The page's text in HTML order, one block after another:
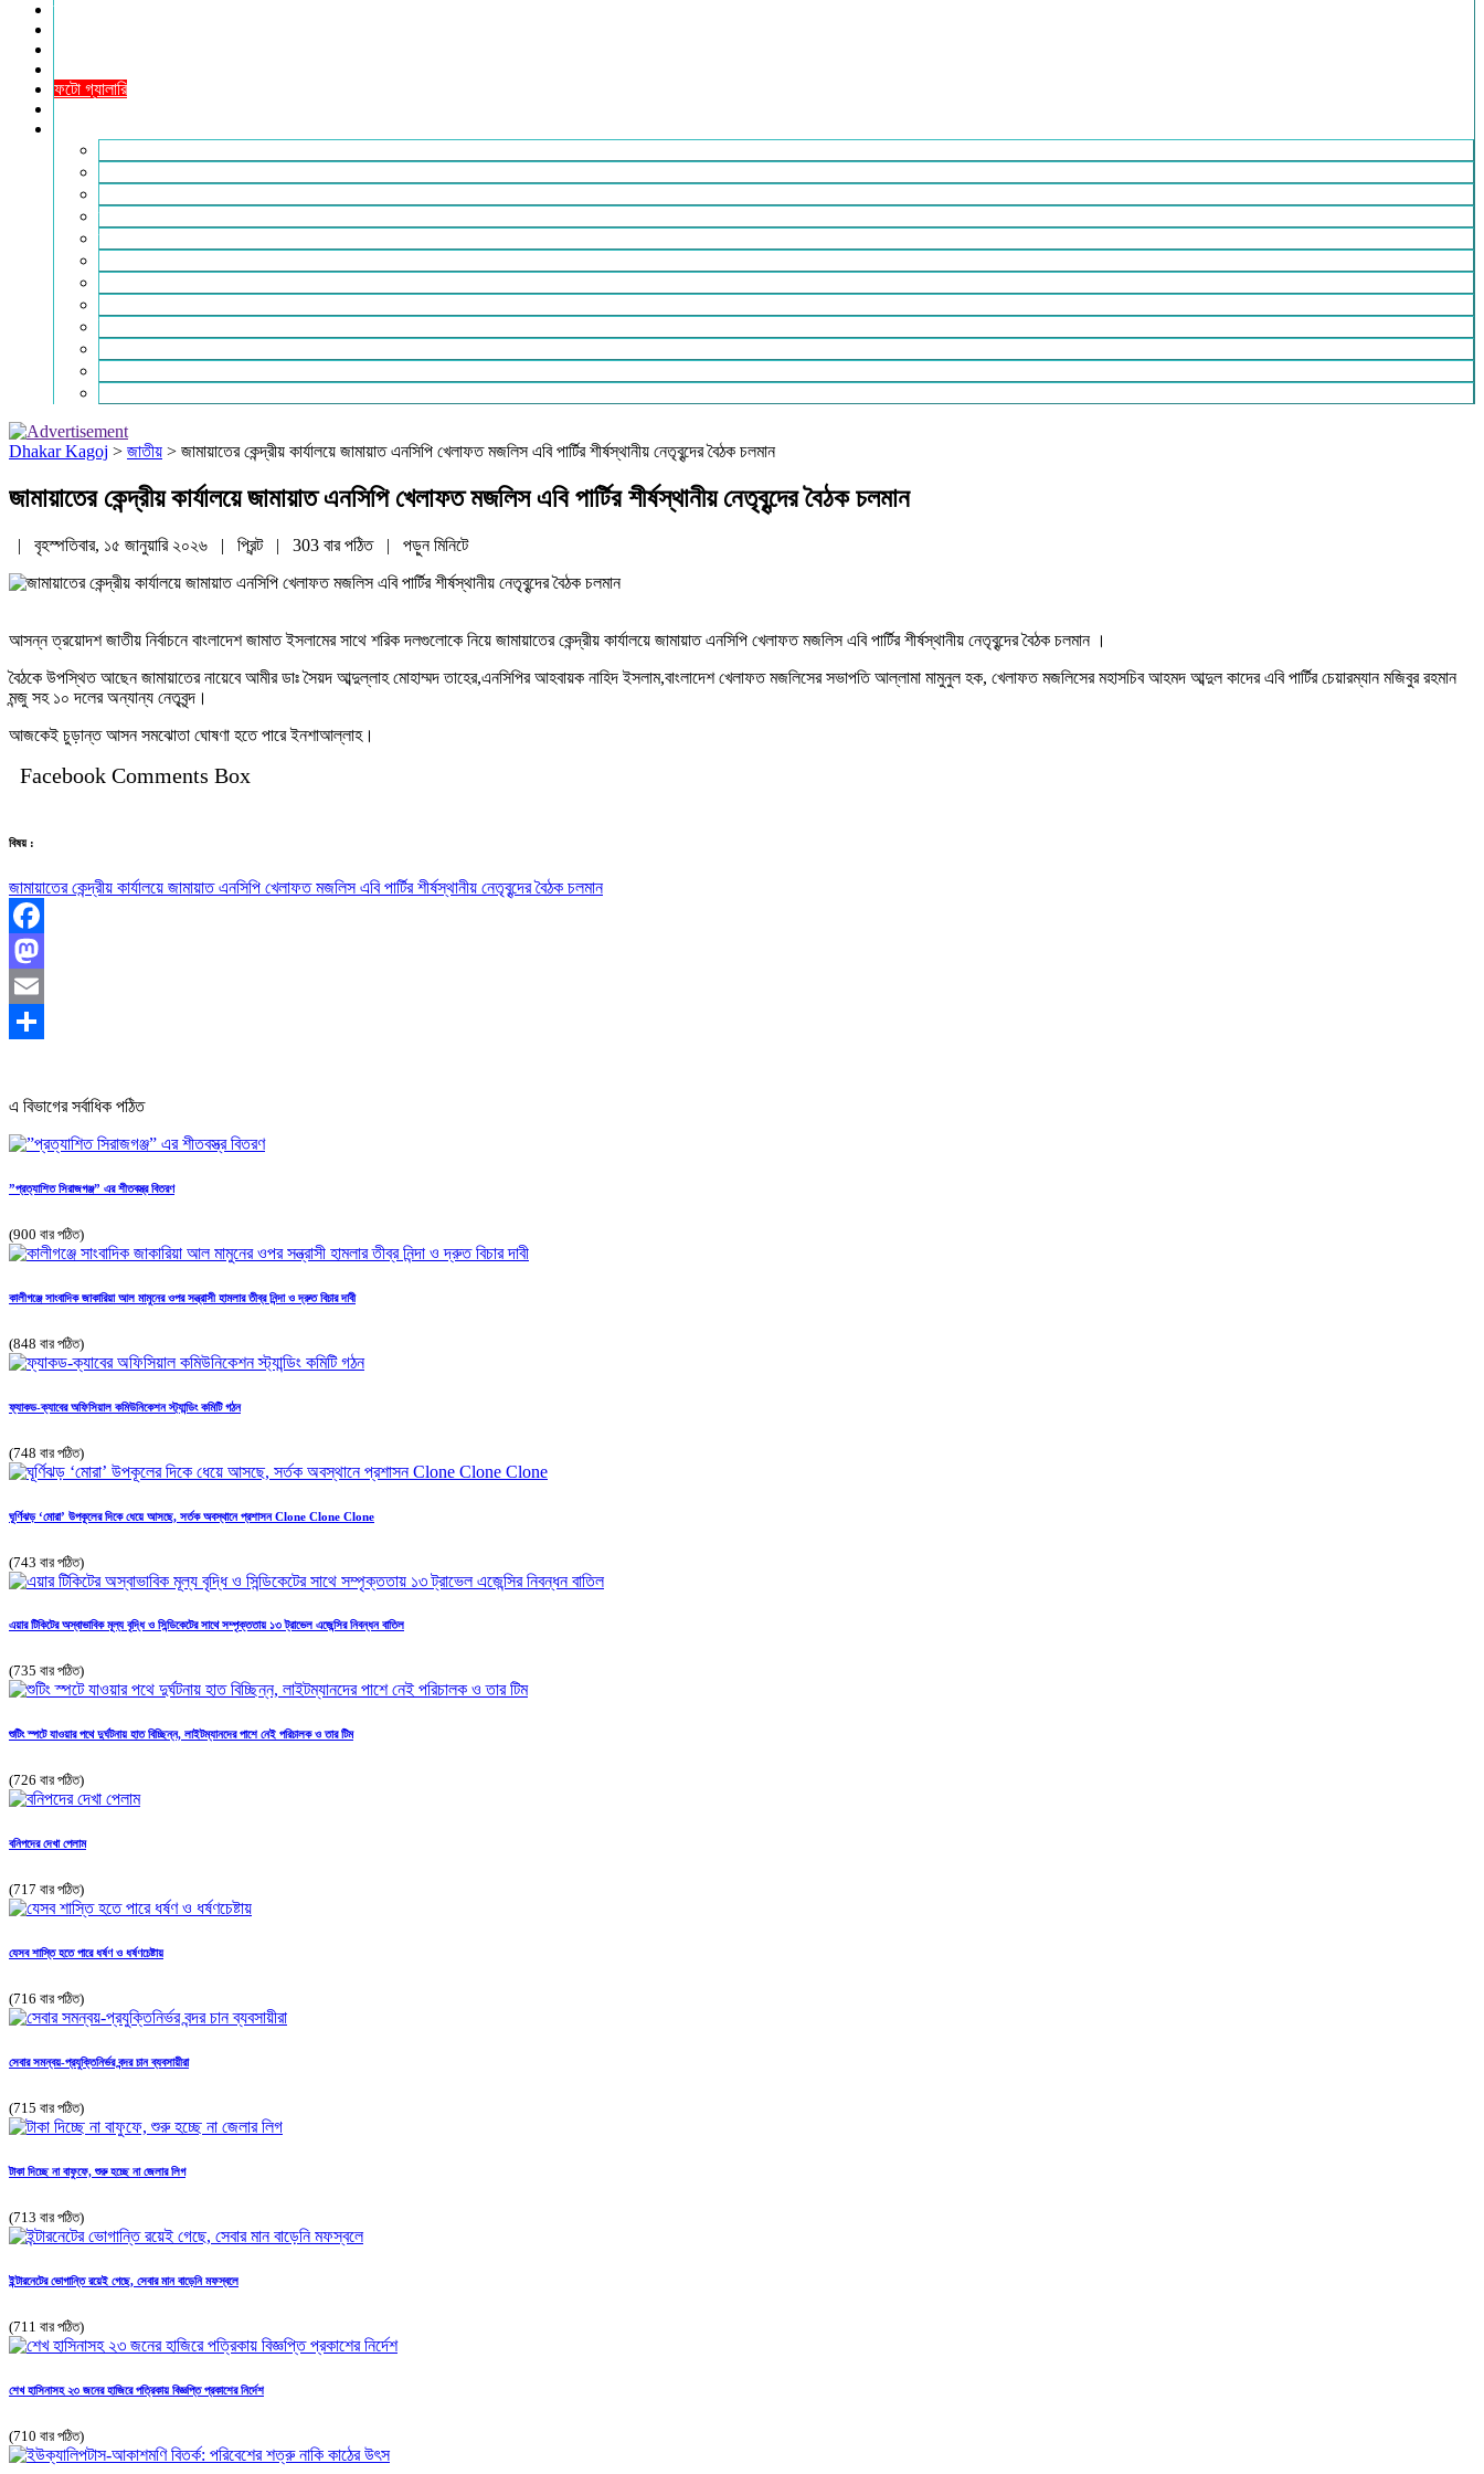
ফটো গ্যালারি
Dhakar Kagoj > জাতীয় > জামায়াতের কেন্দ্রীয় কার্যালয়ে জামায়াত এনসিপি খেলাফত মজলিস এবি পার্টির শীর্ষস্থানীয় নেতৃবৃন্দের বৈঠক চলমান
জামায়াতের কেন্দ্রীয় কার্যালয়ে জামায়াত এনসিপি খেলাফত মজলিস এবি পার্টির শীর্ষস্থানীয় নেতৃবৃন্দের বৈঠক চলমান
| বৃহস্পতিবার, ১৫ জানুয়ারি ২০২৬ | প্রিন্ট | 303 বার পঠিত | পড়ুনমিনিটে
আসন্ন ত্রয়োদশ জাতীয় নির্বাচনে বাংলাদেশ জামাত ইসলামের সাথে শরিক দলগুলোকে নিয়ে জামায়াতের কেন্দ্রীয় কার্যালয়ে জামায়াত এনসিপি খেলাফত মজলিস এবি পার্টির শীর্ষস্থানীয় নেতৃবৃন্দের বৈঠক চলমান ।
বৈঠকে উপস্থিত আছেন জামায়াতের নায়েবে আমীর ডাঃ সৈয়দ আব্দুল্লাহ মোহাম্মদ তাহের,এনসিপির আহবায়ক নাহিদ ইসলাম,বাংলাদেশ খেলাফত মজলিসের সভাপতি আল্লামা মামুনুল হক, খেলাফত মজলিসের মহাসচিব আহমদ আব্দুল কাদের এবি পার্টির চেয়ারম্যান মজিবুর রহমান
মন্জু সহ ১০ দলের অন্যান্য নেতৃবৃন্দ।
আজকেই চুড়ান্ত আসন সমঝোতা ঘোষণা হতে পারে ইনশাআল্লাহ।
Facebook Comments Box
বিষয় :
জামায়াতের কেন্দ্রীয় কার্যালয়ে জামায়াত এনসিপি খেলাফত মজলিস এবি পার্টির শীর্ষস্থানীয় নেতৃবৃন্দের বৈঠক চলমান
Facebook
Mastodon
Email
এ বিভাগের সর্বাধিক পঠিত
”প্রত্যাশিত সিরাজগঞ্জ” এর শীতবস্ত্র বিতরণ
(900 বার পঠিত)
কালীগঞ্জে সাংবাদিক জাকারিয়া আল মামুনের ওপর সন্ত্রাসী হামলার তীব্র নিন্দা ও দ্রুত বিচার দাবী
(848 বার পঠিত)
ফ্যাকড-ক্যাবের অফিসিয়াল কমিউনিকেশন স্ট্যান্ডিং কমিটি গঠন
(748 বার পঠিত)
ঘূর্ণিঝড় ‘মোরা’ উপকূলের দিকে ধেয়ে আসছে, সর্তক অবস্থানে প্রশাসন Clone Clone Clone
(743 বার পঠিত)
এয়ার টিকিটের অস্বাভাবিক মূল্য বৃদ্ধি ও সিন্ডিকেটের সাথে সম্পৃক্ততায় ১৩ ট্রাভেল এজেন্সির নিবন্ধন বাতিল
(735 বার পঠিত)
শুটিং স্পটে যাওয়ার পথে দুর্ঘটনায় হাত বিচ্ছিন্ন, লাইটম্যানদের পাশে নেই পরিচালক ও তার টিম
(726 বার পঠিত)
বনিপদের দেখা পেলাম
(717 বার পঠিত)
যেসব শাস্তি হতে পারে ধর্ষণ ও ধর্ষণচেষ্টায়
(716 বার পঠিত)
সেবার সমন্বয়-প্রযুক্তিনির্ভর বন্দর চান ব্যবসায়ীরা
(715 বার পঠিত)
টাকা দিচ্ছে না বাফুফে, শুরু হচ্ছে না জেলার লিগ
(713 বার পঠিত)
ইন্টারনেটের ভোগান্তি রয়েই গেছে, সেবার মান বাড়েনি মফস্বলে
(711 বার পঠিত)
শেখ হাসিনাসহ ২৩ জনের হাজিরে পত্রিকায় বিজ্ঞপ্তি প্রকাশের নির্দেশ
(710 বার পঠিত)